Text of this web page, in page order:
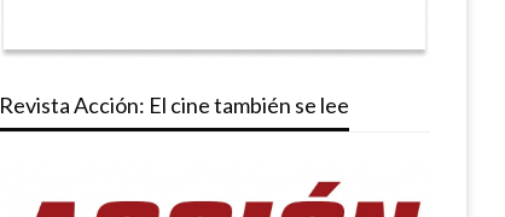
Revista Acción: El cine también se lee